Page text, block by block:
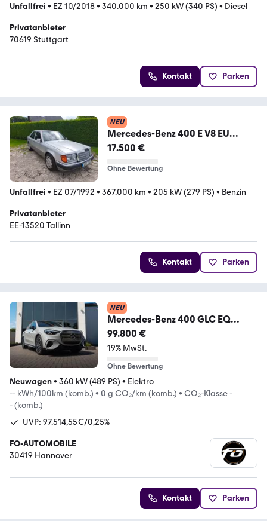
Unfallfrei • EZ 10/2018• 340.000 km • 250 kW (340 PS) • Diesel
Privatanbieter
70619 Stuttgart
Kontakt Parken
NEU
Mercedes-Benz 400 E V8 EU
model w124
17.500 €
Ohne Bewertung
Unfallfrei • EZ 07/1992 • 367.000 km • 205 kW (279 PS) • Benzin
Privatanbieter
EE-13520 Tallinn
Kontakt Parken
NEU
Mercedes-Benz 400 GLC EQ
4Matic*AMG*Premium-
Plus*BURM 4D*VOLL*
99.800 €
19% MwSt.
Ohne Bewertung
Neuwagen• 360 kW (489 PS) • Elektro
-- kWh/100km (komb.) • 0 g CO₂/km (komb.) • CO₂-Klasse -
- (komb.)
UVP: 97.514,55€/0,25%
FO-AUTOMOBILE
30419 Hannover
Kontakt Parken